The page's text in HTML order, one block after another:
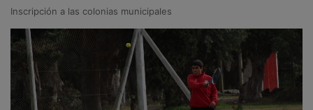
Inscripción a las colonias municipales